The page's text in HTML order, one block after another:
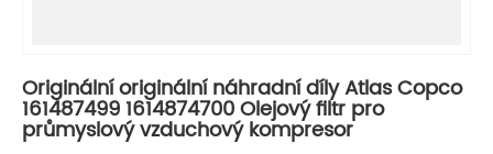
Originální originální náhradní díly Atlas Copco
161487499 1614874700 Olejový filtr pro
průmyslový vzduchový kompresor